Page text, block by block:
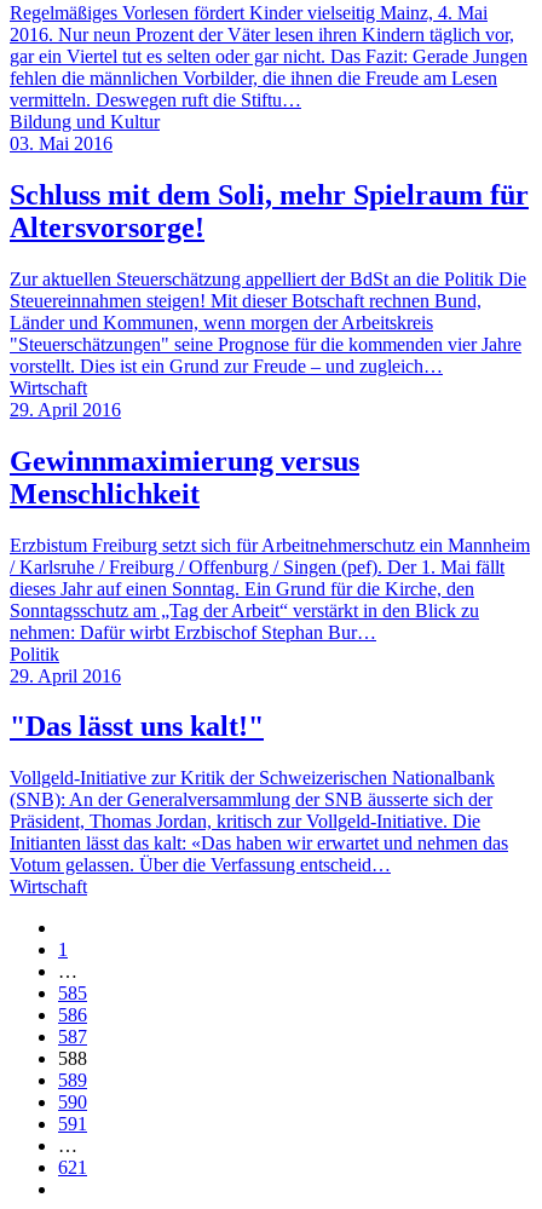
Regelmäßiges Vorlesen fördert Kinder vielseitig Mainz, 4. Mai
2016. Nur neun Prozent der Väter lesen ihren Kindern täglich vor,
gar ein Viertel tut es selten oder gar nicht. Das Fazit: Gerade Jungen
fehlen die männlichen Vorbilder, die ihnen die Freude am Lesen
vermitteln. Deswegen ruft die Stiftu…
Bildung und Kultur
03. Mai 2016
Schluss mit dem Soli, mehr Spielraum für
Altersvorsorge!
Zur aktuellen Steuerschätzung appelliert der BdSt an die Politik Die
Steuereinnahmen steigen! Mit dieser Botschaft rechnen Bund,
Länder und Kommunen, wenn morgen der Arbeitskreis
"Steuerschätzungen" seine Prognose für die kommenden vier Jahre
vorstellt. Dies ist ein Grund zur Freude – und zugleich…
Wirtschaft
29. April 2016
Gewinnmaximierung versus
Menschlichkeit
Erzbistum Freiburg setzt sich für Arbeitnehmerschutz ein Mannheim
/ Karlsruhe / Freiburg / Offenburg / Singen (pef). Der 1. Mai fällt
dieses Jahr auf einen Sonntag. Ein Grund für die Kirche, den
Sonntagsschutz am „Tag der Arbeit“ verstärkt in den Blick zu
nehmen: Dafür wirbt Erzbischof Stephan Bur…
Politik
29. April 2016
"Das lässt uns kalt!"
Vollgeld-Initiative zur Kritik der Schweizerischen Nationalbank
(SNB): An der Generalversammlung der SNB äusserte sich der
Präsident, Thomas Jordan, kritisch zur Vollgeld-Initiative. Die
Initianten lässt das kalt: «Das haben wir erwartet und nehmen das
Votum gelassen. Über die Verfassung entscheid…
Wirtschaft
1
…
585
586
587
588
589
590
591
…
621